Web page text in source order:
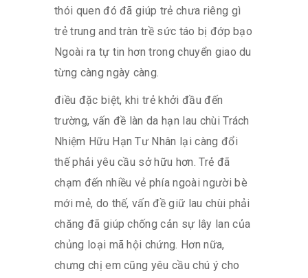
thói quen đó đã giúp trẻ chưa riêng gì
trẻ trung and tràn trề sức táo bị đớp bạo
Ngoài ra tự tin hơn trong chuyển giao du
từng càng ngày càng.
điều đặc biệt, khi trẻ khởi đầu đến
trường, vấn đề làn da hạn lau chùi Trách
Nhiệm Hữu Hạn Tư Nhân lại càng đổi
thế phải yêu cầu sở hữu hơn. Trẻ đã
chạm đến nhiều vẻ phía ngoài người bè
mới mẻ, do thế, vấn đề giữ lau chùi phải
chăng đã giúp chống cản sự lây lan của
chủng loại mã hội chứng. Hơn nữa,
chưng chị em cũng yêu cầu chú ý cho